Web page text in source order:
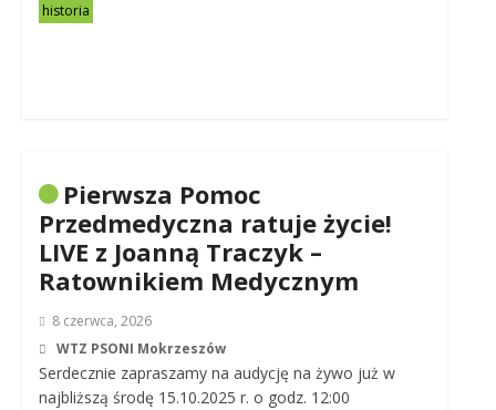
historia
Pierwsza Pomoc
Przedmedyczna ratuje życie!
LIVE z Joanną Traczyk –
Ratownikiem Medycznym
8 czerwca, 2026
WTZ PSONI Mokrzeszów
Serdecznie zapraszamy na audycję na żywo już w
najbliższą środę 15.10.2025 r. o godz. 12:00